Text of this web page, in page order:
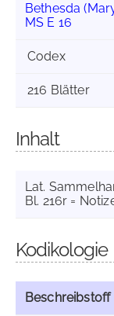
Bethesda
MS E 16
Codex
216 Blätter
Inhalt
Lat.
Bl. 216r =
Kodikologie
Beschreibstoff